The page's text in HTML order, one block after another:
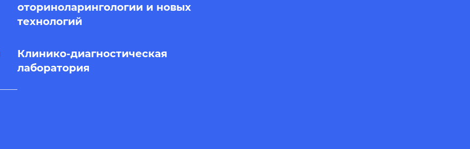
оториноларингологии и новых
технологий
Клинико-диагностическая
лаборатория